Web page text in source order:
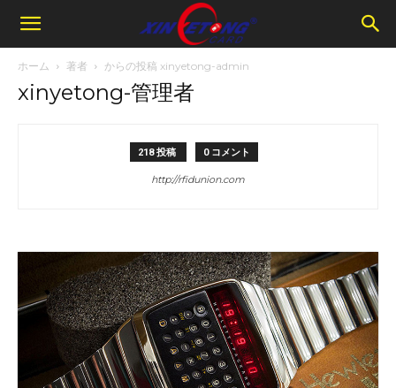
ホーム 著者 からの投稿 xinyetong-admin
xinyetong-管理者
218 投稿 0 コメント
http://rfidunion.com